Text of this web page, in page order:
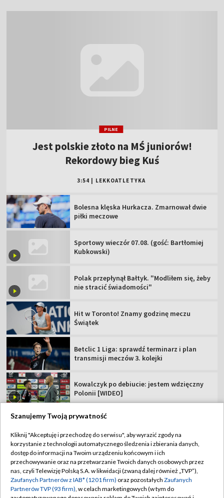
PILNE
Jest polskie złoto na MŚ juniorów!
Rekordowy bieg Kuś
3:54 LEKKOATLETYKA
Bolesna klęska Hurkacza. Zmarnował dwie
piłki meczowe
Sportowy wieczór 07.08. (gość: Bartłomiej
Kubkowski)
Polak przepłynął Bałtyk. "Modliłem się, żeby
nie stracić świadomości"
Hit w Toronto! Znamy godzinę meczu
Świątek
Betclic 1 Liga: sprawdź terminarz i plan
transmisji meczów 3. kolejki
Kowalczyk po debiucie: jestem wdzięczny
Polonii [WIDEO]
TVP
Abonament TVP
Sklep TVP
Biuro Reklamy
Regulamin TVP
Polityka prywatności
Moje zgody
Szanujemy Twoją prywatność
Kliknij "Akceptuję i przechodzę do serwisu", aby wyrazić zgody na
korzystanie z technologii automatycznego śledzenia i zbierania danych,
dostęp do informacji na Twoim urządzeniu końcowym i ich
przechowywanie oraz na przetwarzanie Twoich danych osobowych przez
nas, czyli Telewizję Polską S.A. w likwidacji (zwaną dalej również „TVP”),
Zaufanych Partnerów z IAB* (1201 firm) oraz pozostałych Zaufanych
Partnerów TVP (93 firm), w celach marketingowych (w tym do